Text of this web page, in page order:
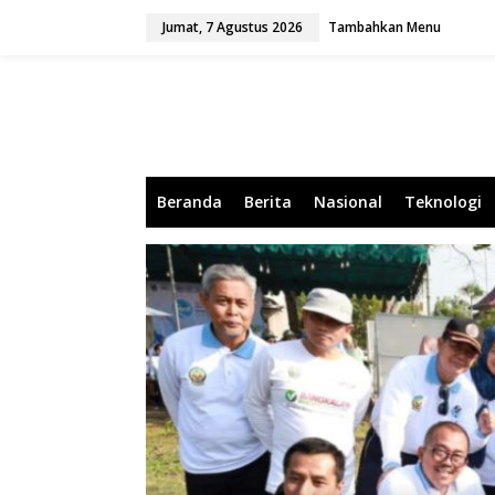
Jumat, 7 Agustus 2026 Tambahkan Menu
Beranda Berita Nasional Teknologi